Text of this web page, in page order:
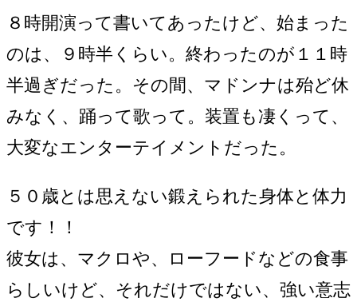
８時開演って書いてあったけど、始まった
のは、９時半くらい。終わったのが１１時
半過ぎだった。その間、マドンナは殆ど休
みなく、踊って歌って。装置も凄くって、
大変なエンターテイメントだった。
５０歳とは思えない鍛えられた身体と体力
です！！
彼女は、マクロや、ローフードなどの食事
らしいけど、それだけではない、強い意志